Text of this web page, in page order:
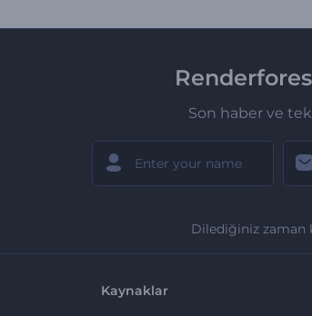
Son haber ve
Dilediğiniz zaman
Kaynaklar